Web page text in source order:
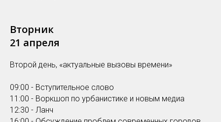
Вторник
21 апреля
Второй день, «актуальные вызовы времени»
09:00 - Вступительное слово
11:00 - Воркшоп по урбанистике и новым медиа
12:30 - Ланч